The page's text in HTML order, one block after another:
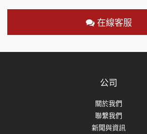
在線客服
公司
關於我們
聯繫我們
新聞與資訊